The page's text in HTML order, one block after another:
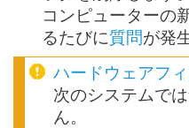
コンピューターの
るたびに質問が発
ハードウェアフ
次のシステムで
ん。